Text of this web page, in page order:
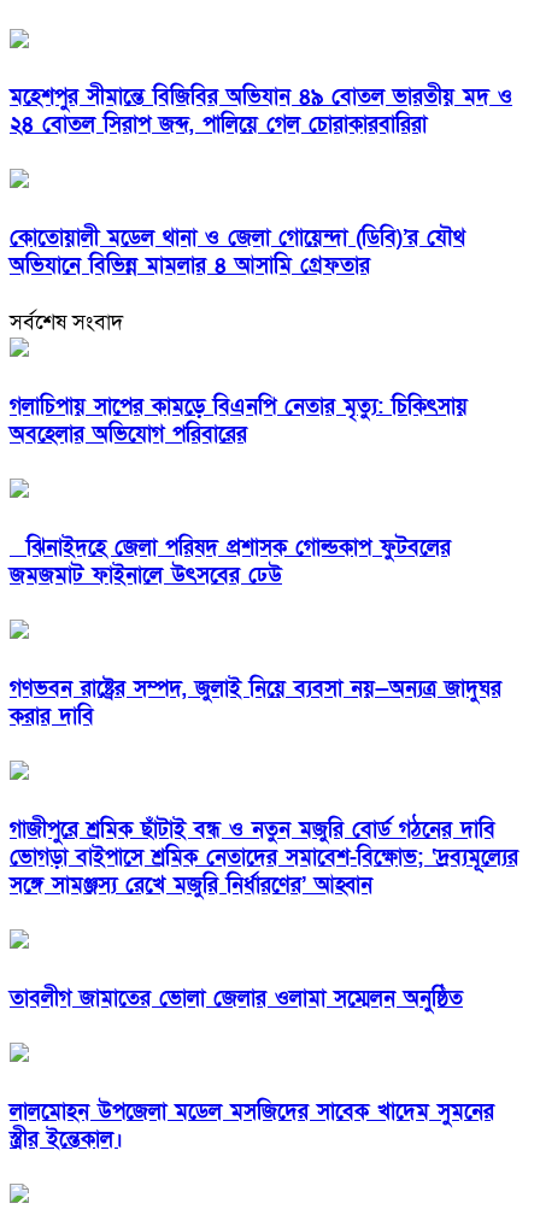
মহেশপুর সীমান্তে বিজিবির অভিযান ৪৯ বোতল ভারতীয় মদ ও
২৪ বোতল সিরাপ জব্দ, পালিয়ে গেল চোরাকারবারিরা
কোতোয়ালী মডেল থানা ও জেলা গোয়েন্দা (ডিবি)’র যৌথ
অভিযানে বিভিন্ন মামলার ৪ আসামি গ্রেফতার
সর্বশেষ সংবাদ
গলাচিপায় সাপের কামড়ে বিএনপি নেতার মৃত্যু: চিকিৎসায়
অবহেলার অভিযোগ পরিবারের
ঝিনাইদহে জেলা পরিষদ প্রশাসক গোল্ডকাপ ফুটবলের
জমজমাট ফাইনালে উৎসবের ঢেউ
গণভবন রাষ্ট্রের সম্পদ, জুলাই নিয়ে ব্যবসা নয়—অন্যত্র জাদুঘর
করার দাবি
গাজীপুরে শ্রমিক ছাঁটাই বন্ধ ও নতুন মজুরি বোর্ড গঠনের দাবি
ভোগড়া বাইপাসে শ্রমিক নেতাদের সমাবেশ-বিক্ষোভ; ‘দ্রব্যমূল্যের
সঙ্গে সামঞ্জস্য রেখে মজুরি নির্ধারণের’ আহ্বান
তাবলীগ জামাতের ভোলা জেলার ওলামা সম্মেলন অনুষ্ঠিত
লালমোহন উপজেলা মডেল মসজিদের সাবেক খাদেম সুমনের
স্ত্রীর ইন্তেকাল।